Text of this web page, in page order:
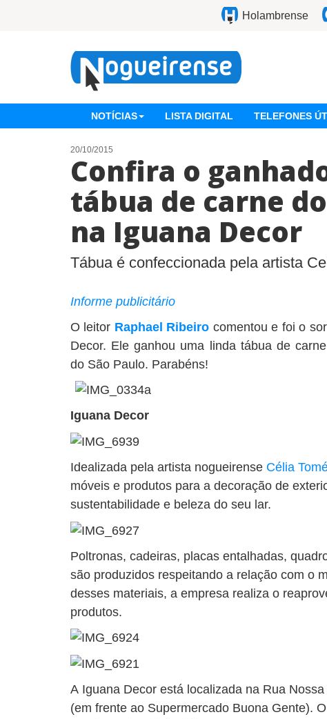
Holambrense
NOTÍCIAS LISTA DIGITAL TELEFONES
20/10/2015
Confira o
tábua de carne
na Iguana Decor
Tábua é confeccionada pela artista
Informe publicitário
O leitor Raphael Ribeiro comentou e foi o
Decor. Ele ganhou uma linda tábua de
do São Paulo. Parabéns!
Iguana Decor
Idealizada pela artista nogueirense Célia
móveis e produtos para a decoração de
sustentabilidade e beleza do seu lar.
Poltronas, cadeiras, placas entalhadas,
são produzidos respeitando a relação com o
desses materiais, a empresa realiza o
produtos.
A Iguana Decor está localizada na Rua
(em frente ao Supermercado Buona Gente).